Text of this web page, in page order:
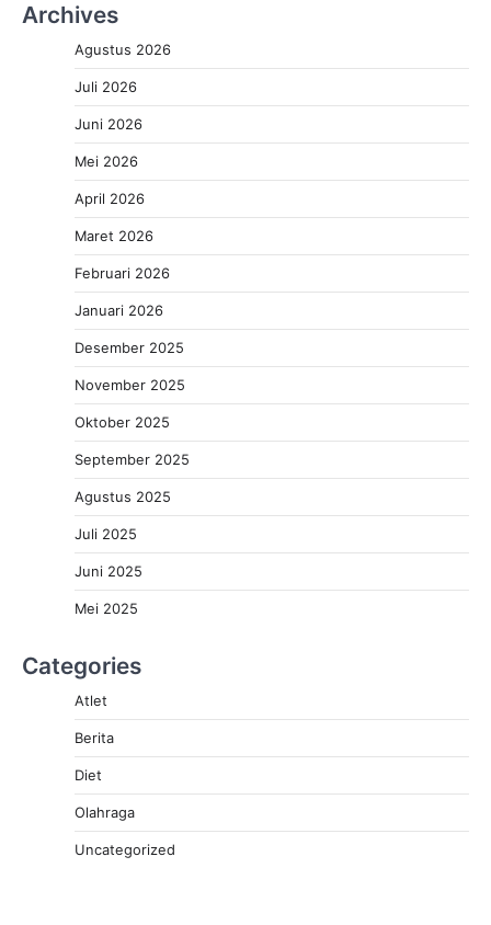
Archives
Agustus 2026
Juli 2026
Juni 2026
Mei 2026
April 2026
Maret 2026
Februari 2026
Januari 2026
Desember 2025
November 2025
Oktober 2025
September 2025
Agustus 2025
Juli 2025
Juni 2025
Mei 2025
Categories
Atlet
Berita
Diet
Olahraga
Uncategorized